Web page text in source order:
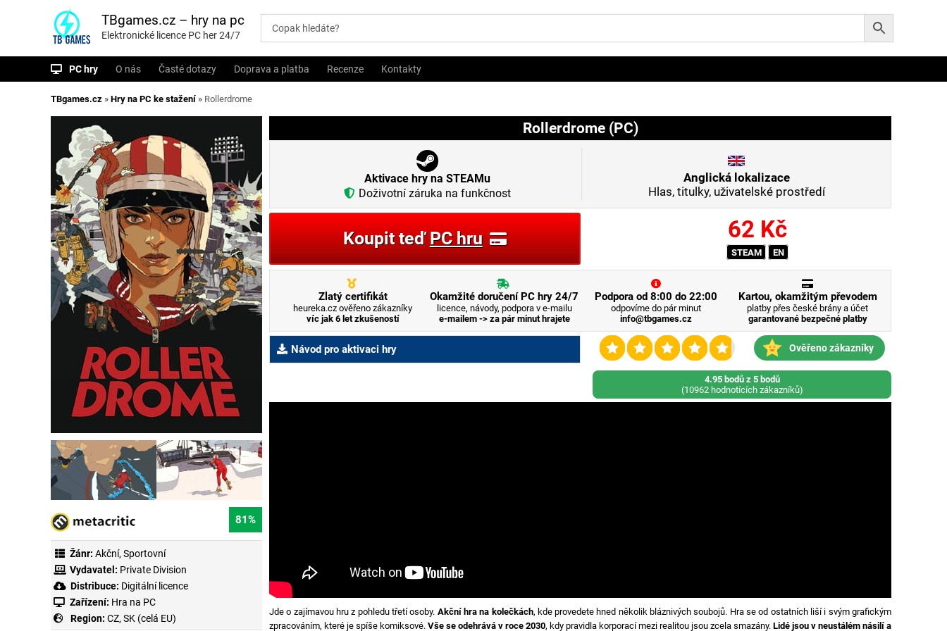
i
TBgames.cz – hry na pc
Elektronické licence PC her 24/7
PC hry O nás Časté dotazy Doprava a platba Recenze Kontakty
TBgames.cz » Hry na PC ke stažení » Rollerdrome
81%
Žánr: Akční, Sportovní
Vydavatel: Private Division
Distribuce: Digitální licence
Zařízení: Hra na PC
Region: CZ, SK (celá EU)
Rollerdrome (PC)
Aktivace hry na STEAMu
Doživotní záruka na funkčnost
Anglická lokalizace
Hlas, titulky, uživatelské prostředí
Koupit teďPC hru 62 Kč
STEAM EN
Zlatý certifikát
heureka.cz ověřeno zákazníky
víc jak 6 let zkušeností
Okamžité doručení PC hry 24/7
licence, návody, podpora v e-mailu
e-mailem -> za pár minut hrajete
Podpora od 8:00 do 22:00
odpovíme do pár minut
info@tbgames.cz
Kartou, okamžitým převodem
platby přes české brány a účet
garantované bezpečné platby
Ověřeno zákazníky
4.95 bodů z 5 bodů
(10962 hodnotících zákazníků)
Návod pro aktivaci hry
Jde o zajímavou hru z pohledu třetí osoby. Akční hra na kolečkách, kde provedete hned několik bláznivých soubojů. Hra se od ostatních liší i svým grafickým
zpracováním, které je spíše komiksové. Vše se odehrává v roce 2030, kdy pravidla korporací mezi realitou jsou zcela smazány. Lidé jsou v neustálém násilí a